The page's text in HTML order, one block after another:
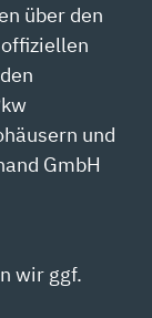
über den
und
GmbH
wir ggf.